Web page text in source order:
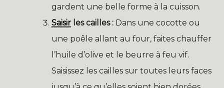
gardent une belle forme à la cuisson.
Saisir les cailles : Dans une cocotte ou
une poêle allant au four, faites chauffer
l’huile d’olive et le beurre à feu vif.
Saisissez les cailles sur toutes leurs faces